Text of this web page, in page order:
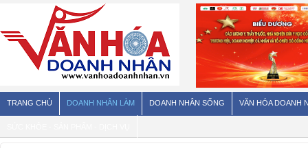
TRANG CHỦ DOANH NHÂN LÀM DOANH NHÂN SỐNG VĂN HÓA DOANH